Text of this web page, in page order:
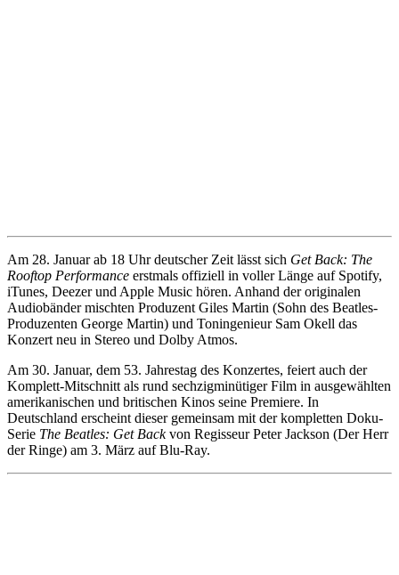
Am 28. Januar ab 18 Uhr deutscher Zeit lässt sich Get Back: The
Rooftop Performance erstmals offiziell in voller Länge auf Spotify,
iTunes, Deezer und Apple Music hören. Anhand der originalen
Audiobänder mischten Produzent Giles Martin (Sohn des Beatles-
Produzenten George Martin) und Toningenieur Sam Okell das
Konzert neu in Stereo und Dolby Atmos.
Am 30. Januar, dem 53. Jahrestag des Konzertes, feiert auch der
Komplett-Mitschnitt als rund sechzigminütiger Film in ausgewählten
amerikanischen und britischen Kinos seine Premiere. In
Deutschland erscheint dieser gemeinsam mit der kompletten Doku-
Serie The Beatles: Get Backvon Regisseur Peter Jackson (Der Herr
der Ringe) am 3. März auf Blu-Ray.